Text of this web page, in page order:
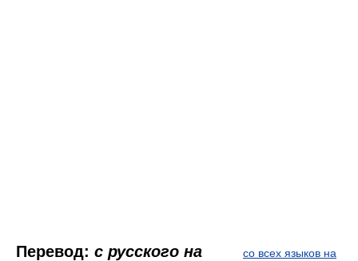
Перевод: с русского на
со всех языков на